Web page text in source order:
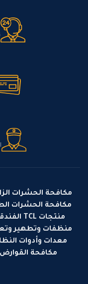
مكافحة الحشرات
مكافحة الحشرات
منتجات TCL الفندقية
منظفات وتطهير
معدات وأدوات
مكافحة القوارض